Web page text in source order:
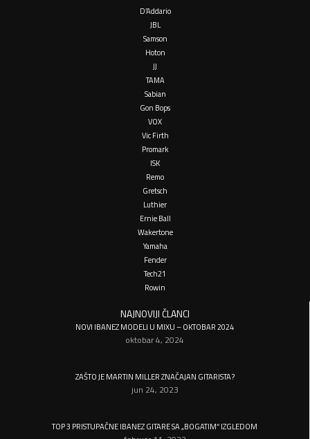
D’Addario
JBL
Samson
Hoton
JJ
TAMA
Sabian
Gon Bops
VOX
Vic Firth
Promark
ISK
Remo
Gretsch
Luthier
Ernie Ball
Wakertone
Yamaha
Fender
Tech21
Rowin
NAJNOVIJI ČLANCI
NOVI IBANEZ MODELI U MIXU – OKTOBAR 2024
oktobar 4, 2024
ZAŠTO JE MARTIN MILLER ZNAČAJAN GITARISTA?
jun 24, 2023
TOP 3 PRISTUPAČNE IBANEZ GITARE SA „BOGATIM“ IZGLEDOM